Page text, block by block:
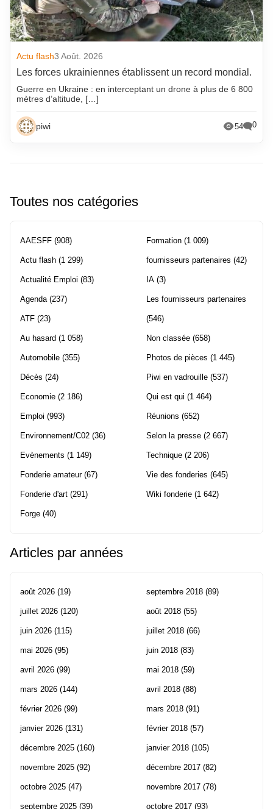
Actu flash3 Août. 2026
Les forces ukrainiennes établissent un record mondial.
Guerre en Ukraine : en interceptant un drone à plus de 6 800
mètres d’altitude, […]
piwi 54 0
Toutes nos catégories
AAESFF (908)
Actu flash (1 299)
Actualité Emploi (83)
Agenda(237)
ATF (23)
Au hasard (1 058)
Automobile (355)
Décès (24)
Economie (2 186)
Emploi (993)
Environnement/C02 (36)
Evènements (1 149)
Fonderie amateur(67)
Fonderie d'art (291)
Forge (40)
Formation (1 009)
fournisseurs partenaires (42)
IA (3)
Les fournisseurs partenaires
(546)
Non classée (658)
Photos de pièces (1 445)
Piwi en vadrouille (537)
Qui est qui (1 464)
Réunions (652)
Selon la presse (2 667)
Technique (2 206)
Vie des fonderies (645)
Wiki fonderie (1 642)
Articles par années
août 2026 (19)
juillet 2026 (120)
juin 2026 (115)
mai 2026 (95)
avril 2026 (99)
mars 2026 (144)
février 2026 (99)
janvier 2026 (131)
décembre 2025 (160)
novembre 2025 (92)
octobre 2025 (47)
septembre 2025 (39)
septembre 2018 (89)
août 2018 (55)
juillet 2018 (66)
juin 2018 (83)
mai 2018 (59)
avril 2018 (88)
mars 2018 (91)
février 2018 (57)
janvier 2018 (105)
décembre 2017 (82)
novembre 2017 (78)
octobre 2017 (93)